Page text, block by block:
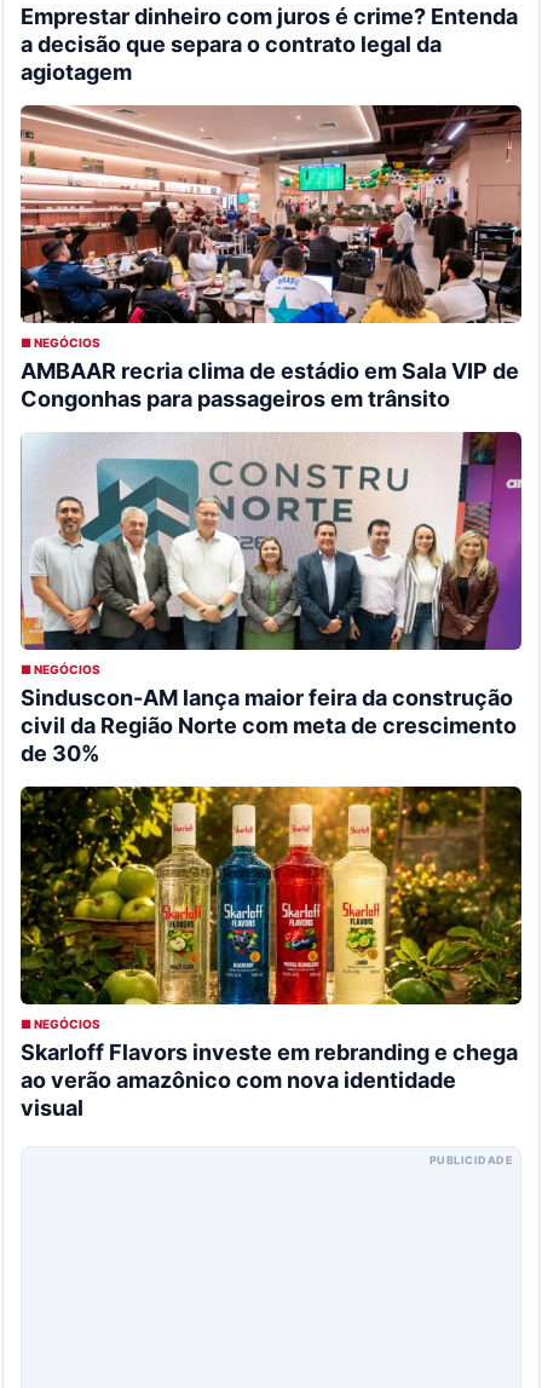
Emprestar dinheiro com juros é crime? Entenda
a decisão que separa o contrato legal da
agiotagem
■ NEGÓCIOS
AMBAAR recria clima de estádio em Sala VIP de
Congonhas para passageiros em trânsito
■ NEGÓCIOS
Sinduscon-AM lança maior feira da construção
civil da Região Norte com meta de crescimento
de 30%
■ NEGÓCIOS
Skarloff Flavors investe em rebranding e chega
ao verão amazônico com nova identidade
visual
PUBLICIDADE